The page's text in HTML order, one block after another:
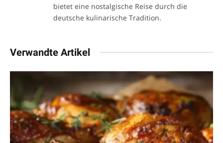
bietet eine nostalgische Reise durch die
deutsche kulinarische Tradition.
Verwandte Artikel